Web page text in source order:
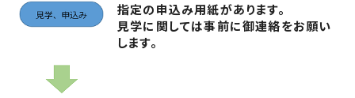
指定の申込み用紙があります。
見学に関しては事前に御連絡をお願い
します。